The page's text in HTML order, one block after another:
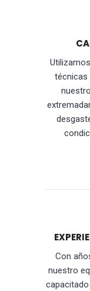
técnicas
Con
nuestro